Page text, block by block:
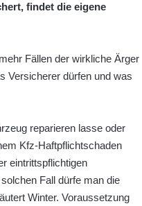
findet die eigene
Fällen der wirkliche Ärger
Versicherer dürfen und was
reparieren lasse oder
Kfz-Haftpflichtschaden
eintrittspflichtigen
Fall dürfe man die
Winter. Voraussetzung